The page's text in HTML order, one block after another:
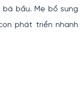
bà bầu. Mẹ bổ sung
phát triển nhanh